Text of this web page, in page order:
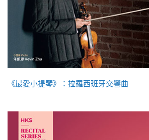
《最愛小提琴》：拉羅西班牙交響曲